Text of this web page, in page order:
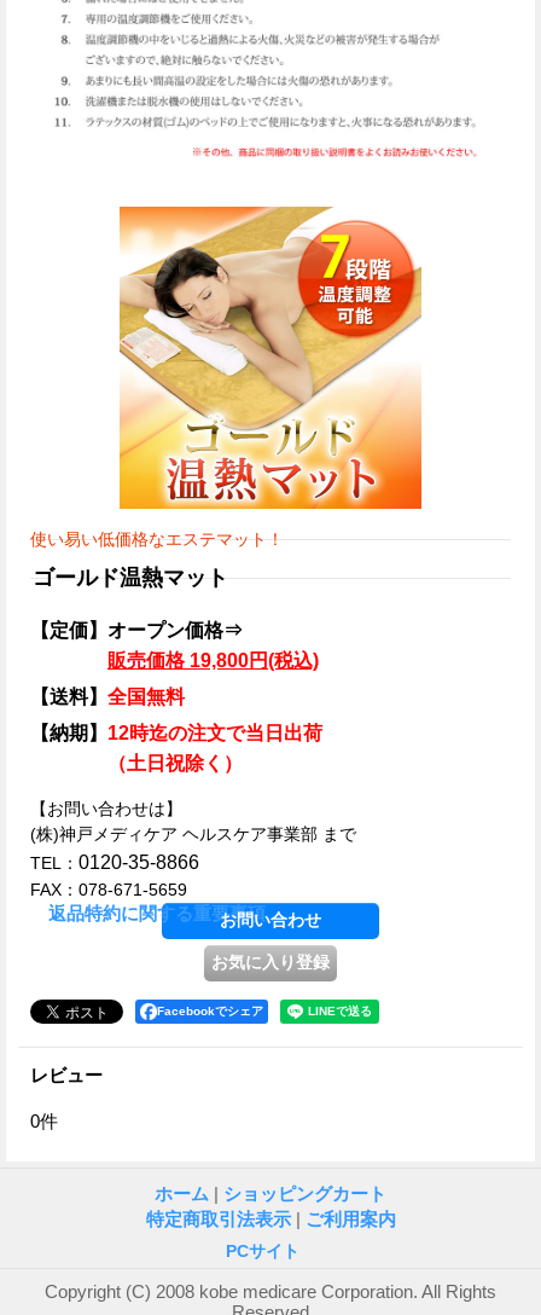
使い易い低価格なエステマット！
ゴールド温熱マット
【定価】オープン価格⇒
販売価格 19,800円(税込)
【送料】 全国無料
【納期】 12時迄の注文で当日出荷
（土日祝除く）
【お問い合わせは】
(株)神戸メディケア ヘルスケア事業部 まで
TEL： 0120-35-8866
FAX：078-671-5659
返品特約に関する重要事項
Facebookでシェア
レビュー
0件
ホーム | ショッピングカート
特定商取引法表示 | ご利用案内
PCサイト
Copyright (C) 2008 kobe medicare Corporation. All Rights